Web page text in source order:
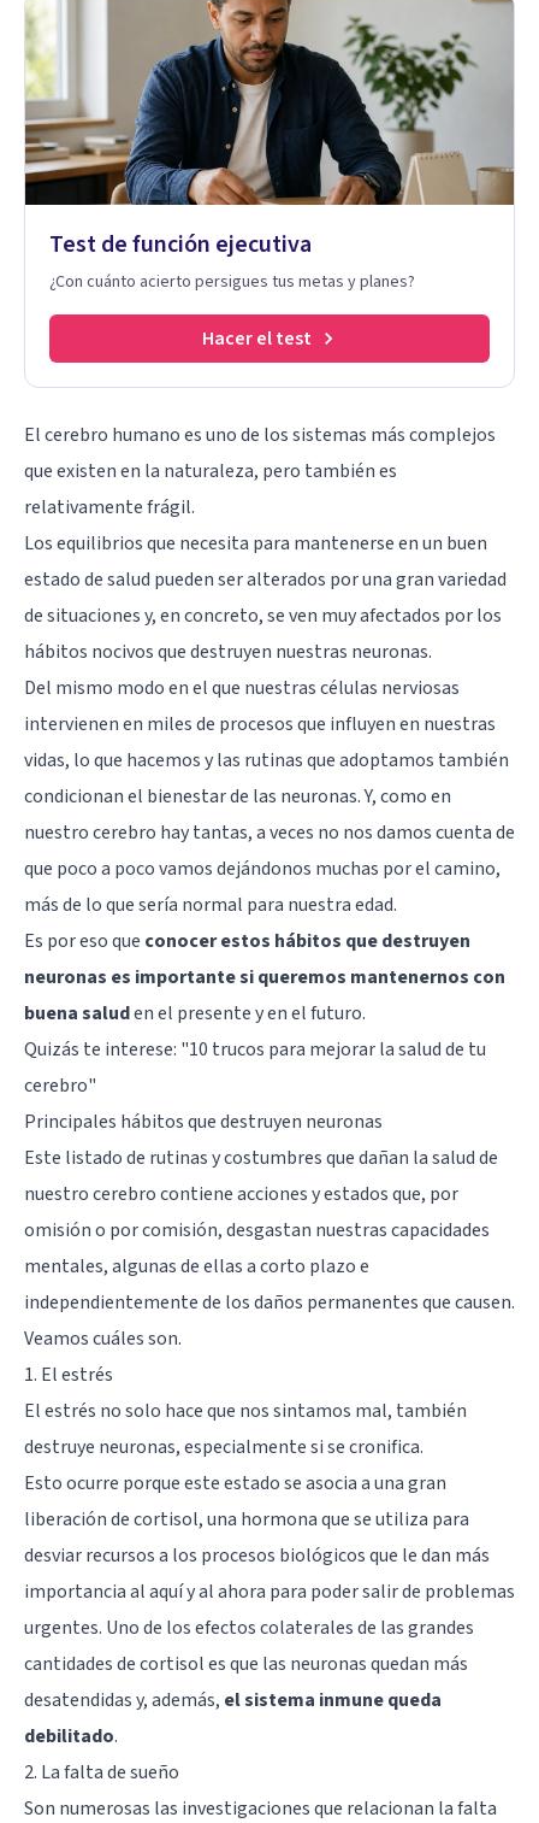
Test de función ejecutiva
¿Con cuánto acierto persigues tus metas y planes?
Hacer el test
El cerebro humano es uno de los sistemas más complejos
que existen en la naturaleza, pero también es
relativamente frágil.
Los equilibrios que necesita para mantenerse en un buen
estado de salud pueden ser alterados por una gran variedad
de situaciones y, en concreto, se ven muy afectados por los
hábitos nocivos que destruyen nuestras neuronas.
Del mismo modo en el que nuestras células nerviosas
intervienen en miles de procesos que influyen en nuestras
vidas, lo que hacemos y las rutinas que adoptamos también
condicionan el bienestar de las neuronas. Y, como en
nuestro cerebro hay tantas, a veces no nos damos cuenta de
que poco a poco vamos dejándonos muchas por el camino,
más de lo que sería normal para nuestra edad.
Es por eso que conocer estos hábitos que destruyen
neuronas es importante si queremos mantenernos con
buena saluden el presente y en el futuro.
Quizás te interese: "10 trucos para mejorar la salud de tu
cerebro"
Principales hábitos que destruyen neuronas
Este listado de rutinas y costumbres que dañan la salud de
nuestro cerebro contiene acciones y estados que, por
omisión o por comisión, desgastan nuestras capacidades
mentales, algunas de ellas a corto plazo e
independientemente de los daños permanentes que causen.
Veamos cuáles son.
1. El estrés
El estrés no solo hace que nos sintamos mal, también
destruye neuronas, especialmente si se cronifica.
Esto ocurre porque este estado se asocia a una gran
liberación de cortisol, una hormona que se utiliza para
desviar recursos a los procesos biológicos que le dan más
importancia al aquí y al ahora para poder salir de problemas
urgentes. Uno de los efectos colaterales de las grandes
cantidades de cortisol es que las neuronas quedan más
desatendidas y, además, el sistema inmune queda
debilitado.
2. La falta de sueño
Son numerosas las investigaciones que relacionan la falta